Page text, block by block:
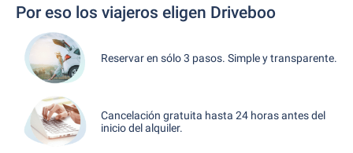
Por eso los viajeros eligen Driveboo
Reservar en sólo 3 pasos. Simple y transparente.
Cancelación gratuita hasta 24 horas antes del
inicio del alquiler.